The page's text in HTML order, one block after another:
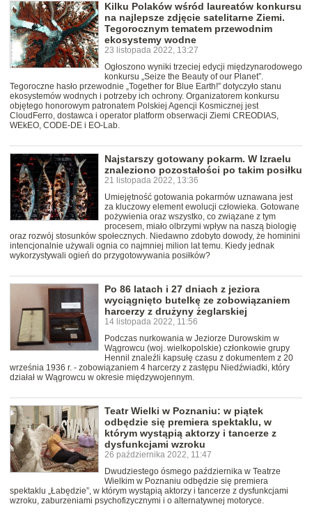
Kilku Polaków wśród laureatów konkursu
na najlepsze zdjęcie satelitarne Ziemi.
Tegorocznym tematem przewodnim
ekosystemy wodne
23 listopada 2022, 13:27
Ogłoszono wyniki trzeciej edycji międzynarodowego
konkursu „Seize the Beauty of our Planet”.
Tegoroczne hasło przewodnie „Together for Blue Earth!” dotyczyło stanu
ekosystemów wodnych i potrzeby ich ochrony. Organizatorem konkursu
objętego honorowym patronatem Polskiej Agencji Kosmicznej jest
CloudFerro, dostawca i operator platform obserwacji Ziemi CREODIAS,
WEkEO, CODE-DE i EO-Lab.
Najstarszy gotowany pokarm. W Izraelu
znaleziono pozostałości po takim posiłku
21 listopada 2022, 13:36
Umiejętność gotowania pokarmów uznawana jest
za kluczowy element ewolucji człowieka. Gotowane
pożywienia oraz wszystko, co związane z tym
procesem, miało olbrzymi wpływ na naszą biologię
oraz rozwój stosunków społecznych. Niedawno zdobyto dowody, że hominini
intencjonalnie używali ognia co najmniej milion lat temu. Kiedy jednak
wykorzystywali ogień do przygotowywania posiłków?
Po 86 latach i 27 dniach z jeziora
wyciągnięto butelkę ze zobowiązaniem
harcerzy z drużyny żeglarskiej
14 listopada 2022, 11:56
Podczas nurkowania w Jeziorze Durowskim w
Wągrowcu (woj. wielkopolskie) członkowie grupy
Hennil znaleźli kapsułę czasu z dokumentem z 20
września 1936 r. - zobowiązaniem 4 harcerzy z zastępu Niedźwiadki, który
działał w Wągrowcu w okresie międzywojennym.
Teatr Wielki w Poznaniu: w piątek
odbędzie się premiera spektaklu, w
którym wystąpią aktorzy i tancerze z
dysfunkcjami wzroku
26 października 2022, 11:47
Dwudziestego ósmego października w Teatrze
Wielkim w Poznaniu odbędzie się premiera
spektaklu „Łabędzie”, w którym wystąpią aktorzy i tancerze z dysfunkcjami
wzroku, zaburzeniami psychofizycznymi i o alternatywnej motoryce.